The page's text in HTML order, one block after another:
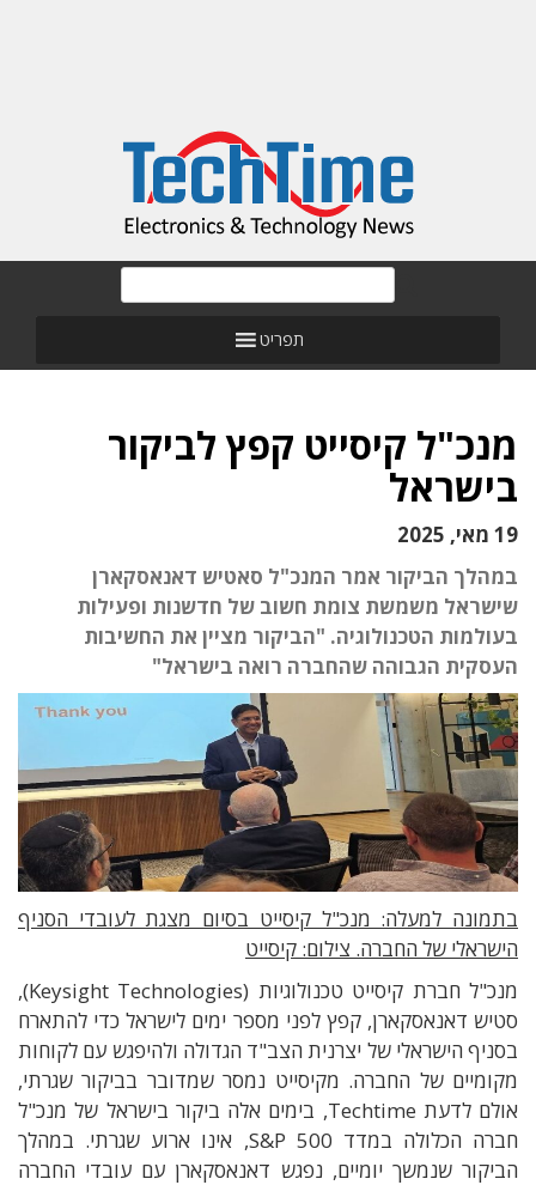
תפריט
מנכ"ל קיסייט קפץ לביקור
בישראל
19 מאי, 2025
במהלך הביקור אמר המנכ"ל סאטיש דאנאסקארן
שישראל משמשת צומת חשוב של חדשנות ופעילות
בעולמות הטכנולוגיה. "הביקור מציין את החשיבות
העסקית הגבוהה שהחברה רואה בישראל"
בתמונה למעלה: מנכ"ל קיסייט בסיום מצגת לעובדי הסניף
הישראלי של החברה. צילום: קיסייט
מנכ"ל חברת קיסייט טכנולוגיות (Keysight Technologies),
סטיש דאנאסקארן,קפץ לפני מספר ימים לישראל כדי להתארח
בסניף הישראלי של יצרנית הצב"ד הגדולה ולהיפגש עם לקוחות
מקומיים של החברה. מקיסייט נמסר שמדובר בביקור שגרתי,
אולם לדעת Techtime, בימים אלה ביקור בישראל של מנכ"ל
חברה הכלולה במדד S&P 500, אינו ארוע שגרתי.
במהלך
הביקור שנמשך יומיים, נפגש דאנאסקארן עם עובדי החברה